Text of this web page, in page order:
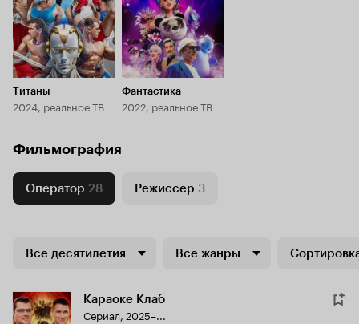
Титаны
2024, реальное ТВ
Фантастика
2022, реальное ТВ
Фильмография
Оператор 28 Режиссер 3
Все десятилетия Все жанры
Караоке Клаб
Сериал, 2025–...